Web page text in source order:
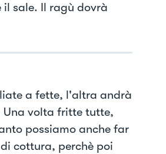
il sale. Il ragù dovrà
a fette, l'altra andrà
volta fritte tutte,
possiamo anche far
cottura, perchè poi